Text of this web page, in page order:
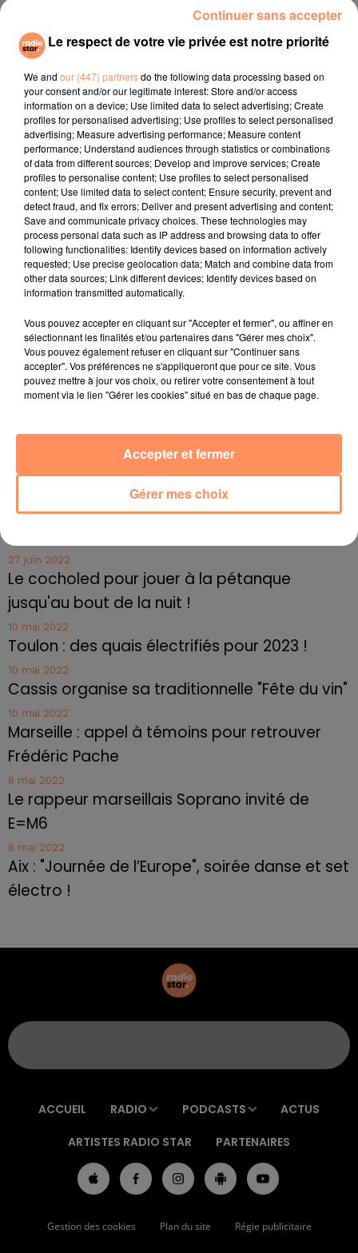
Le rappeur nommé Cypsis mentionnait dans cette
chanson reprise par le cactus dansant"la cocaïne,
l’abus de drogue, le suicide, la dépression, le tout dans
un langage très peu châtié".Les magasins Walmart ont
été alertés, et ont retiré le cactus chantant de la vente.
"Ces articles sont vendus par un vendeur tiers sur
notre site. Nous allons retirer ces objets et mener une
enquête",explique la direction dans les colonnes de
CTV News.
En revanche, le cactus chantant est toujours
disponible que les plateformes d'Amazon ou d'Alibaba
notamment."Ils sont attribués à une variété de
vendeurs, et la quantité phénoménale de cactus
chantants laisse penser qu’il s’agit d’une opération de
dropshipping",détaille un article de The Guardian. Ce
principe de dropshiping consiste à chercher un produit
bon marché, susceptible d'avoir un succès mondial, et
le dropshipper fait le lien entre fournisseur et
acheteurs, rappelle Courrier international.
fil actus
Radio Star Live avec Dadju
Marseille : une application pour mettre en
27 juin 2022
Le cocholed pour jouer à la pétanque
jusqu'au bout de la nuit !
10 mai 2022
Toulon : des quais électrifiés pour 2023 !
10 mai 2022
Cassis organise sa traditionnelle "Fête du vin"
10 mai 2022
Marseille : appel à témoins pour retrouver
Frédéric Pache
8 mai 2022
Le rappeur marseillais Soprano invité de
E=M6
8 mai 2022
Aix : "Journée de l’Europe", soirée danse et set
électro !
ACCUEIL RADIO PODCASTS ACTUS
ARTISTES RADIO STAR PARTENAIRES
Gestion des cookies Plan du site Régie publicitaire
Le respect de votre vie privée est notre priorité
We and our (447) partnersdo the following data processing based on
your consent and/or our legitimate interest: Store and/or access
information on a device; Use limited data to select advertising; Create
profiles for personalised advertising; Use profiles to select personalised
advertising; Measure advertising performance; Measure content
performance; Understand audiences through statistics or combinations
of data from different sources; Develop and improve services; Create
profiles to personalise content; Use profiles to select personalised
content; Use limited data to select content; Ensure security, prevent and
detect fraud, and fix errors; Deliver and present advertising and content;
Save and communicate privacy choices. These technologies may
process personal data such as IP address and browsing data to offer
following functionalities: Identify devices based on information actively
requested; Use precise geolocation data; Match and combine data from
other data sources; Link different devices; Identify devices based on
information transmitted automatically.
Vous pouvez accepter en cliquant sur "Accepter et fermer", ou affiner en
sélectionnant les finalités et/ou partenaires dans "Gérer mes choix".
Vous pouvez également refuser en cliquant sur "Continuer sans
accepter". Vos préférences ne s'appliqueront que pour ce site. Vous
pouvez mettre à jour vos choix, ou retirer votre consentement à tout
moment via le lien "Gérer les cookies" situé en bas de chaque page.
Gérer mes choix
Accepter et fermer
Continuer sans accepter